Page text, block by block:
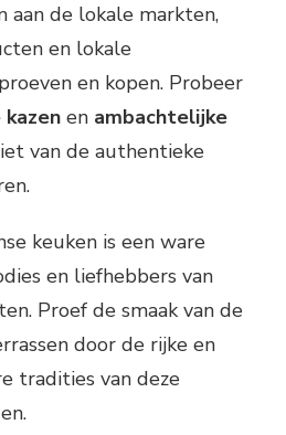
aan de lokale markten,
en lokale
en kopen. Probeer
en ambachtelijke
van de authentieke
keuken is een ware
en liefhebbers van
Proef de smaak van de
door de rijke en
tradities van deze